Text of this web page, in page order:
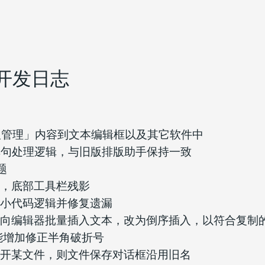
发日志
理」内容到文本编辑框以及其它软件中
处理逻辑，与旧版排版助手保持一致
底部工具栏残影
代码逻辑并修复遗漏
编辑器批量插入文本，改为倒序插入，以符合复制
加修正半角破折号
某文件，则文件保存对话框沿用旧名